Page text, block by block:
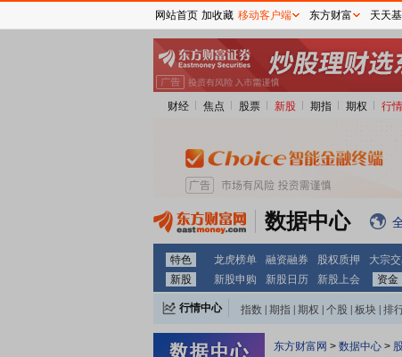
财经 焦点 股票 新股 期指 期权 行情
数据中心
特色 龙虎榜单 融资融券 股权质押 大宗
新股
新股申购 新股日历 新股上会 资金
行情中心 指数 期指 期权 个股 板块 排
东方财富网 > 数据中心 >
网站首页 加收藏 移动客户端 东方财富 天天